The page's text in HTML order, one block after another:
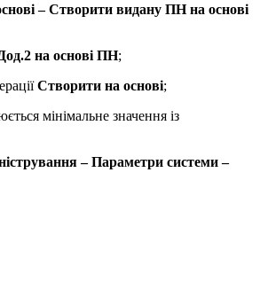
– Створити видану ПН на основі
на основі ПН;
Створити на основі;
мінімальне значення із
– Параметри системи –